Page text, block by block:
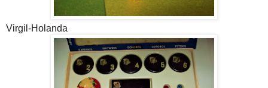
Virgil-Holanda